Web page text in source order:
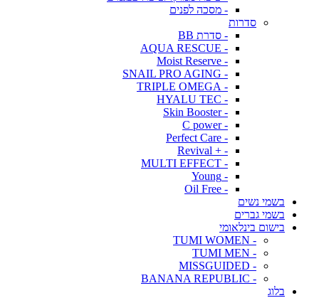
- מסכה לפנים
סדרות
- סדרת BB
- AQUA RESCUE
- Moist Reserve
- SNAIL PRO AGING
- TRIPLE OMEGA
- HYALU TEC
- Skin Booster
- C power
- Perfect Care
- + Revival
- MULTI EFFECT
- Young
- Oil Free
בשמי נשים
בשמי גברים
בישום בינלאומי
- TUMI WOMEN
- TUMI MEN
- MISSGUIDED
- BANANA REPUBLIC
בלוג